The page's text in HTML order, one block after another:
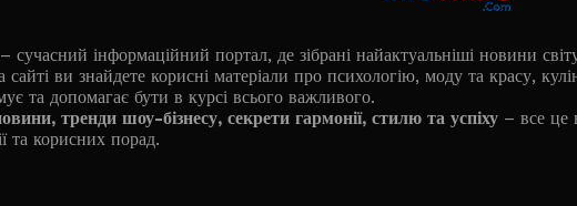
– сучасний інформаційний портал, де зібрані найактуальніші новини
ви знайдете корисні матеріали про психологію, моду та красу,
та допомагає бути в курсі всього важливого.
тренди шоу-бізнесу, секрети гармонії, стилю та успіху – все це
та корисних порад.